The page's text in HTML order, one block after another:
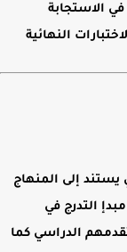
الاستجابة
النهائية
إلى المنهاج
التدرج في
الدراسي كما